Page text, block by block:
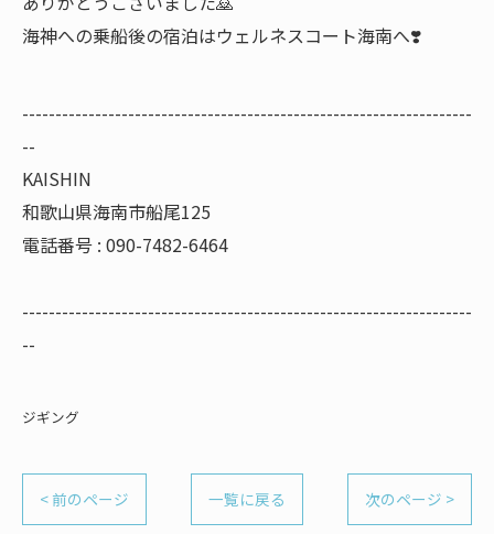
海神への乗船後の宿泊はウェルネスコート海南へ❣️
--------------------------------------------------------------------
--
KAISHIN
和歌山県海南市船尾125
電話番号 : 090-7482-6464
--------------------------------------------------------------------
--
ジギング
< 前のページ 一覧に戻る 次のページ >